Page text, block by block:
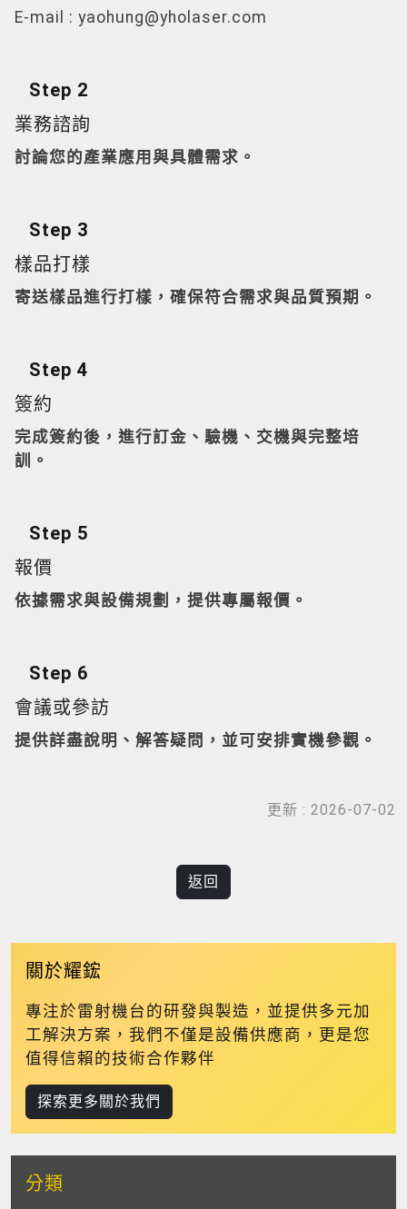
E-mail : yaohung@yholaser.com
Step 2
業務諮詢
討論您的產業應用與具體需求。
Step 3
樣品打樣
寄送樣品進行打樣，確保符合需求與品質預期。
Step 4
簽約
完成簽約後，進行訂金、驗機、交機與完整培
訓。
Step 5
報價
依據需求與設備規劃，提供專屬報價。
Step 6
會議或參訪
提供詳盡說明、解答疑問，並可安排實機參觀。
更新 : 2026-07-02
返回
關於耀鋐
專注於雷射機台的研發與製造，並提供多元加
工解決方案，我們不僅是設備供應商，更是您
值得信賴的技術合作夥伴
探索更多關於我們
分類